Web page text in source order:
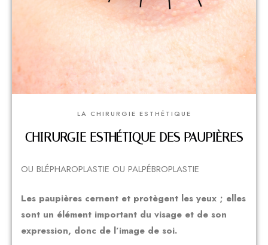
LA CHIRURGIE ESTHÉTIQUE
CHIRURGIE ESTHÉTIQUE DES PAUPIÈRES
OU BLÉPHAROPLASTIE OU PALPÉBROPLASTIE
Les paupières cernent et protègent les yeux ; elles
sont un élément important du visage et de son
expression, donc de l’image de soi.